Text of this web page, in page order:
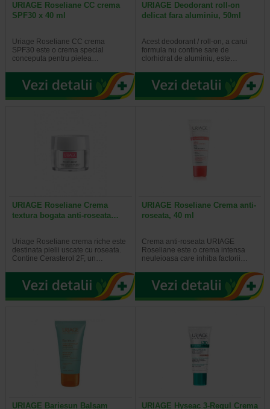
URIAGE Roseliane CC crema
SPF30 x 40 ml
Uriage Roseliane CC crema
SPF30 este o crema special
conceputa pentru pielea…
URIAGE Deodorant roll-on
delicat fara aluminiu, 50ml
Acest deodorant / roll-on, a carui
formula nu contine sare de
clorhidrat de aluminiu, este…
URIAGE Roseliane Crema
textura bogata anti-roseata…
Uriage Roseliane crema riche este
destinata pielii uscate cu roseata.
Contine Cerasterol 2F, un…
URIAGE Roseliane Crema anti-
roseata, 40 ml
Crema anti-roseata URIAGE
Roseliane este o crema intensa
neuleioasa care inhiba factorii…
URIAGE Bariesun Balsam
URIAGE Hyseac 3-Regul Crema